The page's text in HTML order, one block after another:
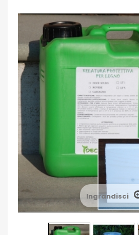
Ingrandisci